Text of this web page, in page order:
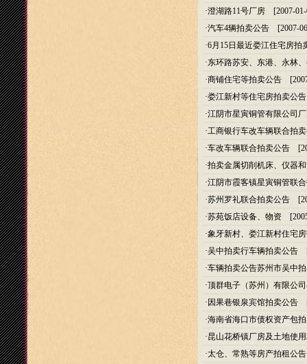
·澄湖路11号厂房 [2007-
·汽车4辆拍卖公告 [2007-
·6月15日最近娄江住宅房拍
·东环路苏安、东港、永林
·商铺住宅等拍卖公告
·娄江新村等住宅房拍卖公告
·江阴市星寅铜管有限公司
·工商银行车改车辆联合拍
·车改车辆联合拍卖公告
·拍卖金属切削机床、仪器
·江阴市霞客镇星寅铜管联
·苏州罗礼联合拍卖公告
·苏苑饭店设备、物资
·象牙新村、娄江新村住宅
·吴中拍卖行车辆拍卖公告
·车辆拍卖公告苏州市吴中
·顶群电子（苏州）有限公
· 因果巷银泉宾馆拍卖公告
·海南省海口市债权资产包
·昆山花桥镇厂房及土地使
·太仓、常熟等房产拍租公告